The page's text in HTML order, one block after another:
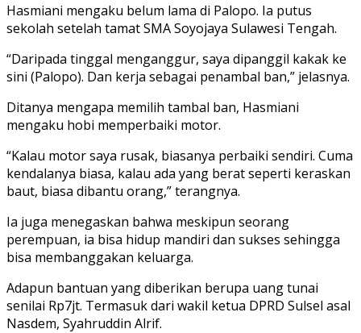
Hasmiani mengaku belum lama di Palopo. Ia putus
sekolah setelah tamat SMA Soyojaya Sulawesi Tengah.
“Daripada tinggal menganggur, saya dipanggil kakak ke
sini (Palopo). Dan kerja sebagai penambal ban,” jelasnya.
Ditanya mengapa memilih tambal ban, Hasmiani
mengaku hobi memperbaiki motor.
“Kalau motor saya rusak, biasanya perbaiki sendiri. Cuma
kendalanya biasa, kalau ada yang berat seperti keraskan
baut, biasa dibantu orang,” terangnya.
Ia juga menegaskan bahwa meskipun seorang
perempuan, ia bisa hidup mandiri dan sukses sehingga
bisa membanggakan keluarga.
Adapun bantuan yang diberikan berupa uang tunai
senilai Rp7jt. Termasuk dari wakil ketua DPRD Sulsel asal
Nasdem, Syahruddin Alrif.